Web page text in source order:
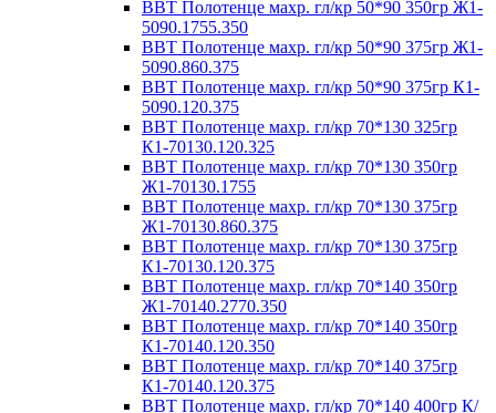
ВВТ Полотенце махр. гл/кр 50*90 350гр Ж1-
5090.1755.350
ВВТ Полотенце махр. гл/кр 50*90 375гр Ж1-
5090.860.375
ВВТ Полотенце махр. гл/кр 50*90 375гр К1-
5090.120.375
ВВТ Полотенце махр. гл/кр 70*130 325гр
К1-70130.120.325
ВВТ Полотенце махр. гл/кр 70*130 350гр
Ж1-70130.1755
ВВТ Полотенце махр. гл/кр 70*130 375гр
Ж1-70130.860.375
ВВТ Полотенце махр. гл/кр 70*130 375гр
К1-70130.120.375
ВВТ Полотенце махр. гл/кр 70*140 350гр
Ж1-70140.2770.350
ВВТ Полотенце махр. гл/кр 70*140 350гр
К1-70140.120.350
ВВТ Полотенце махр. гл/кр 70*140 375гр
К1-70140.120.375
ВВТ Полотенце махр. гл/кр 70*140 400гр К/